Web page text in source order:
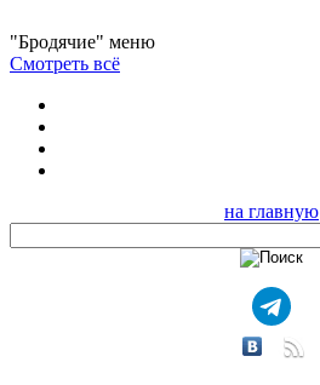
"Бродячие" меню
Смотреть всё
на главную